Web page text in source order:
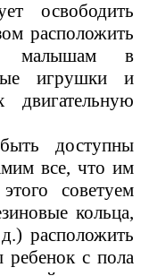
освободить
расположить
малышам в
игрушки и
доступны
все, что им
советуем
кольца,
расположить
ребенок с пола